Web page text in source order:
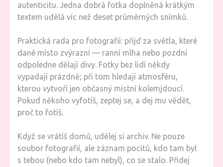
autenticitu. Jedna dobrá fotka doplněná krátkým
textem udělá víc než deset průměrných snímků.
Praktická rada pro fotografii: přijď za světla, které
dané místo zvýrazní — ranní mlha nebo pozdní
odpoledne dělají divy. Fotky bez lidí někdy
vypadají prázdně; při tom hledají atmosféru,
kterou vytvoří jen občasný místní kolemjdoucí.
Pokud někoho vyfotíš, zeptej se, a dej mu vědět,
proč to fotíš.
Když se vrátíš domů, udělej si archiv. Ne pouze
soubor fotografií, ale záznam pocitů, kdo tam byl
s tebou (nebo kdo tam nebyl), co se stalo. Přidej